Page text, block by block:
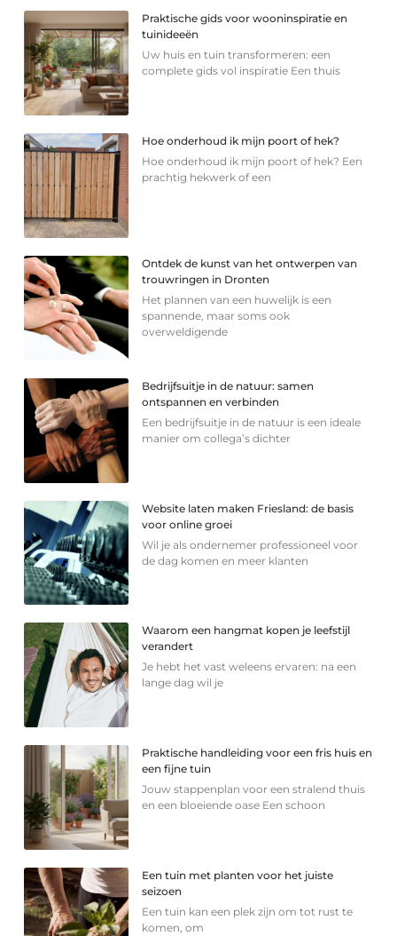
Praktische gids voor wooninspiratie en
tuinideeën
Uw huis en tuin transformeren: een
complete gids vol inspiratie Een thuis
Hoe onderhoud ik mijn poort of hek?
Hoe onderhoud ik mijn poort of hek? Een
prachtig hekwerk of een
Ontdek de kunst van het ontwerpen van
trouwringen in Dronten
Het plannen van een huwelijk is een
spannende, maar soms ook
overweldigende
Bedrijfsuitje in de natuur: samen
ontspannen en verbinden
Een bedrijfsuitje in de natuur is een ideale
manier om collega’s dichter
Website laten maken Friesland: de basis
voor online groei
Wil je als ondernemer professioneel voor
de dag komen en meer klanten
Waarom een hangmat kopen je leefstijl
verandert
Je hebt het vast weleens ervaren: na een
lange dag wil je
Praktische handleiding voor een fris huis en
een fijne tuin
Jouw stappenplan voor een stralend thuis
en een bloeiende oase Een schoon
Een tuin met planten voor het juiste
seizoen
Een tuin kan een plek zijn om tot rust te
komen, om